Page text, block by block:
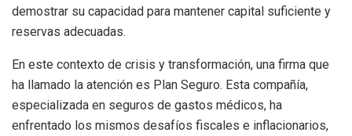
demostrar su capacidad para mantener capital suficiente y
reservas adecuadas.
En este contexto de crisis y transformación, una firma que
ha llamado la atención es Plan Seguro. Esta compañía,
especializada en seguros de gastos médicos, ha
enfrentado los mismos desafíos fiscales e inflacionarios,